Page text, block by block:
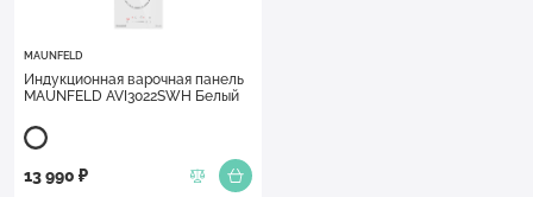
MAUNFELD
Индукционная варочная панель
MAUNFELD AVI3022SWH Белый
13 990 ₽